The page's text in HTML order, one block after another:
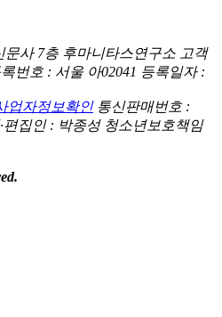
사 7층 후마니타스연구소 고객
번호 : 서울 아02041 등록일자 :
업자정보확인 통신판매번호 :
편집인 : 박종성 청소년보호책임